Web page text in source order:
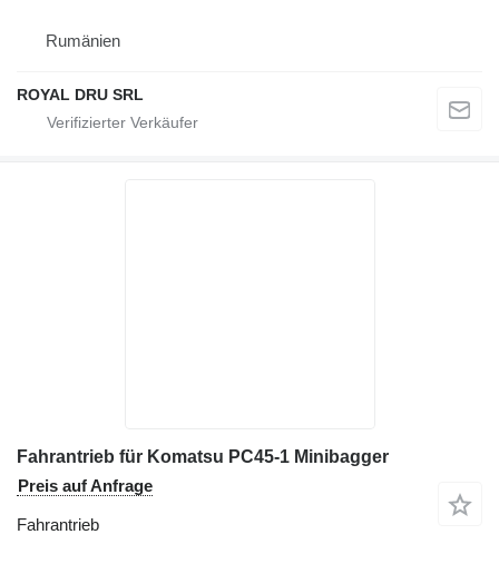
Rumänien
ROYAL DRU SRL
Fahrantrieb für Komatsu PC45-1 Minibagger
Preis auf Anfrage
Fahrantrieb